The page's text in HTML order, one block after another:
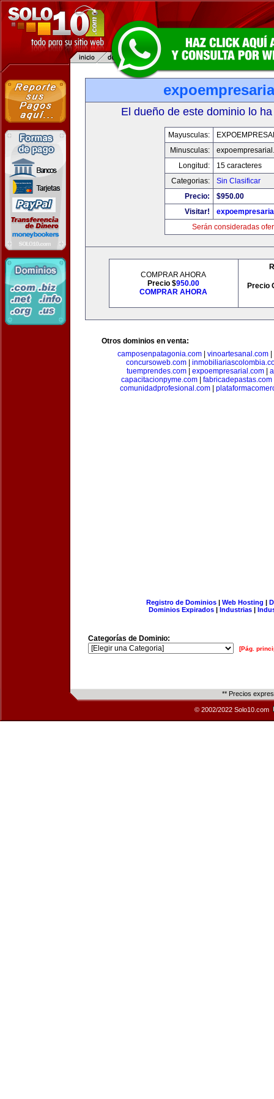
El dueño de este dominio lo
Mayusculas:
Minusculas:
Longitud:
15 caracteres
Categorias:
Sin Clasificar
Precio:
$950.00
Visitar!
Serán consideradas
COMPRAR AHORA
Precio $950.00
COMPRAR AHORA
Precio
Otros dominios en venta:
camposenpatagonia.com| vinoartesanal.com|
concursoweb.com
tuemprendes.com
expoempresarial.com
capacitacionpyme.com
fabricadepastas.com
comunidadprofesional.com|
Registro de Dominios| Web Hosting |
Dominios Expirados | Industrias |
Categorías de Dominio:
[Pág.
** Precios
© 2002/2022 Solo10.com